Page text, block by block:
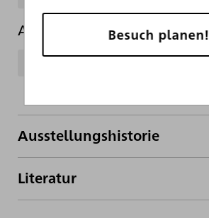
Abteilung
Ausstellungshistorie
Literatur
Besuch planen!